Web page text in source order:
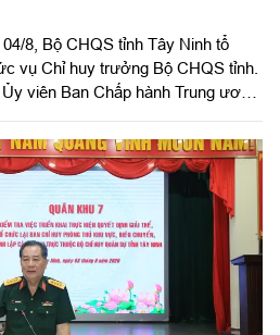
8, Bộ CHQS tỉnh Tây Ninh tổ
vụ Chỉ huy trưởng Bộ CHQS tỉnh.
viên Ban Chấp hành Trung ương
Nguyễn Văn Quyết, Ủy viên Ban
Bí thư Tỉnh ủy, Bí thư Đảng ủy
nghị.